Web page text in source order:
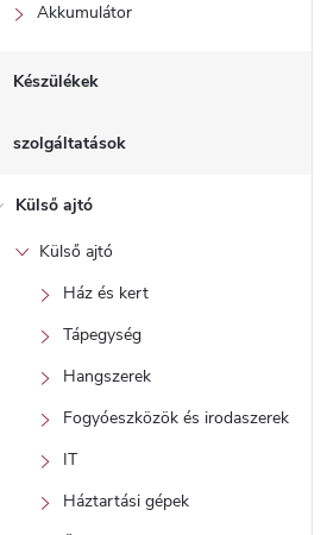
Akkumulátor
Készülékek
szolgáltatások
Külső ajtó
Külső ajtó
Ház és kert
Tápegység
Hangszerek
Fogyóeszközök és irodaszerek
IT
Háztartási gépek